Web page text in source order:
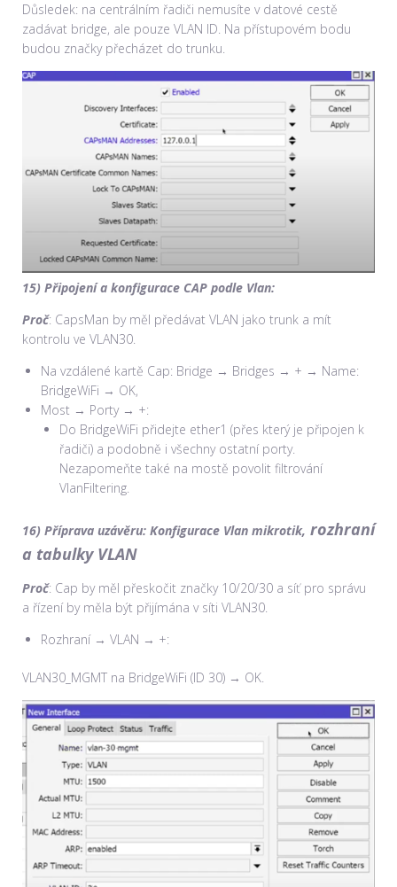
Důsledek: na centrálním řadiči nemusíte v datové cestě
zadávat bridge, ale pouze VLAN ID. Na přístupovém bodu
budou značky přecházet do trunku.
15) Připojení a konfigurace CAP podle Vlan:
Proč: CapsMan by měl předávat VLAN jako trunk a mít
kontrolu ve VLAN30.
Na vzdálené kartě Cap: Bridge → Bridges → + → Name:
BridgeWiFi → OK,
Most → Porty → +:
Do BridgeWiFi přidejte ether1 (přes který je připojen k
řadiči) a podobně i všechny ostatní porty.
Nezapomeňte také na mostě povolit filtrování
VlanFiltering.
16) Příprava uzávěru: Konfigurace Vlan mikrotik, rozhraní
a tabulky VLAN
Proč: Cap by měl přeskočit značky 10/20/30 a síť pro správu
a řízení by měla být přijímána v síti VLAN30.
Rozhraní → VLAN → +:
VLAN30_MGMT na BridgeWiFi (ID 30) → OK.